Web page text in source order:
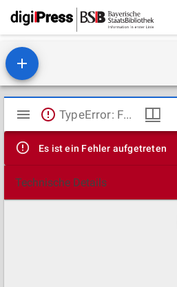
Mirador
Viewer
TypeError: Failed to fetch
Es ist ein Fehler aufgetreten
Technische Details